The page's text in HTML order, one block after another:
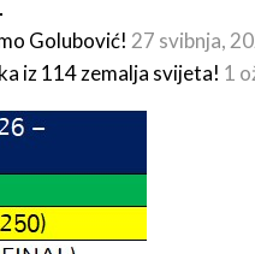
Golubović! 27 svibnja,
iz 114 zemalja svijeta! 1